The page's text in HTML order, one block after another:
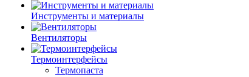
Инструменты и материалы
Вентиляторы
Термоинтерфейсы
Термопаста